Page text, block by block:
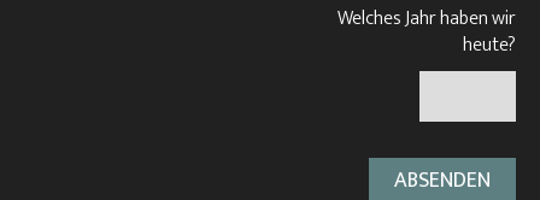
Welches Jahr haben wir
heute?